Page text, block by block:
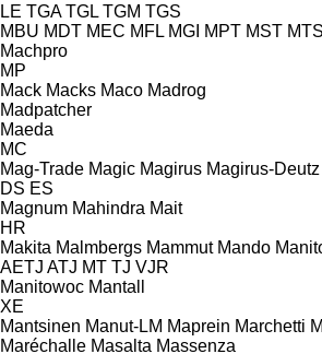
LE TGA TGL TGM TGS
MBU MDT MEC MFL MGI MPT MST MTS
Machpro
MP
Mack Macks Maco Madrog
Madpatcher
Maeda
MC
Mag-Trade Magic Magirus Magirus-Deutz
DS ES
Magnum Mahindra Mait
HR
Makita Malmbergs Mammut Mando
AETJ ATJ MT TJ VJR
Manitowoc Mantall
XE
Mantsinen Manut-LM Maprein Marchetti
Maréchalle Masalta Massenza